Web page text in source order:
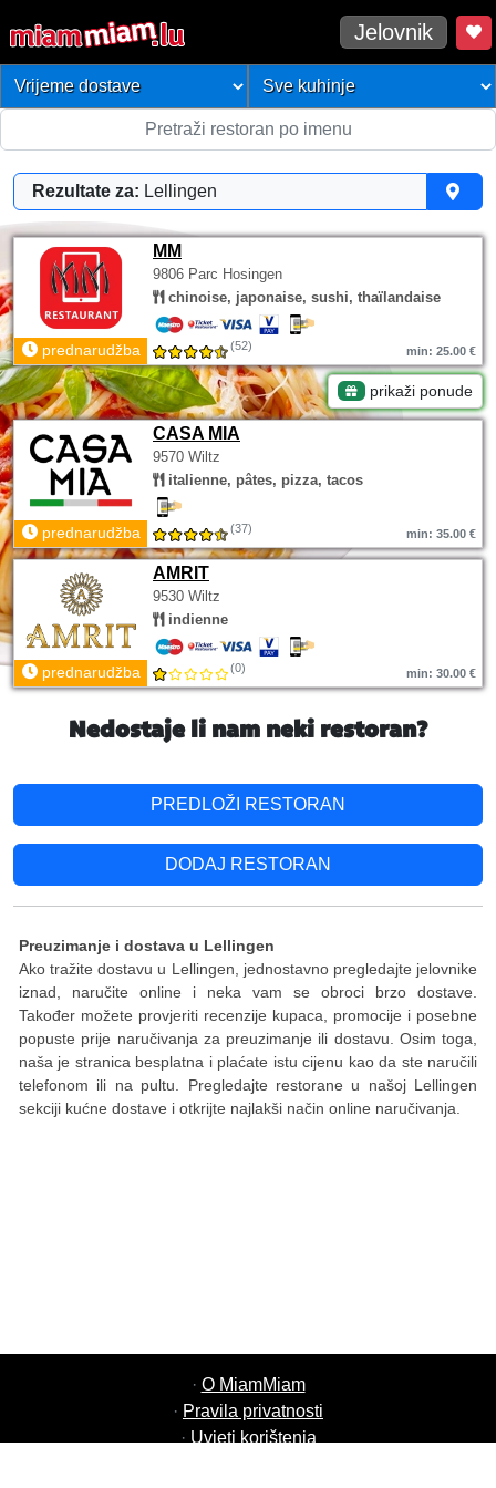
Jelovnik
Rezultate za: Lellingen
MM
9806 Parc Hosingen
chinoise, japonaise, sushi, thaïlandaise
prednarudžba (52) min: 25.00 €
prikaži ponude
CASA MIA
9570 Wiltz
italienne, pâtes, pizza, tacos
prednarudžba (37) min: 35.00 €
AMRIT
9530 Wiltz
indienne
prednarudžba (0) min: 30.00 €
Nedostaje li nam neki restoran?
PREDLOŽI RESTORAN
DODAJ RESTORAN
Preuzimanje i dostava u Lellingen
Ako tražite dostavu u Lellingen, jednostavno pregledajte jelovnike
iznad, naručite online i neka vam se obroci brzo dostave.
Također možete provjeriti recenzije kupaca, promocije i posebne
popuste prije naručivanja za preuzimanje ili dostavu. Osim toga,
naša je stranica besplatna i plaćate istu cijenu kao da ste naručili
telefonom ili na pultu. Pregledajte restorane u našoj Lellingen
sekciji kućne dostave i otkrijte najlakši način online naručivanja.
· O MiamMiam
· Pravila privatnosti
· Uvjeti korištenja